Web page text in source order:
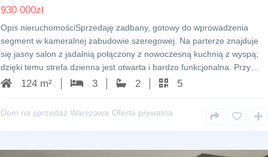
930 000zł
Opis nieruchomościSprzedaję zadbany, gotowy do wprowadzenia
segment w kameralnej zabudowie szeregowej. Na parterze znajduje
się jasny salon z jadalnią połączony z nowoczesną kuchnią z wyspą;
dzięki temu strefa dzienna jest otwarta i bardzo funkcjonalna. Przy…
124 m² 3 2 5
Dom na sprzedaż Warszawa Oferta prywatna